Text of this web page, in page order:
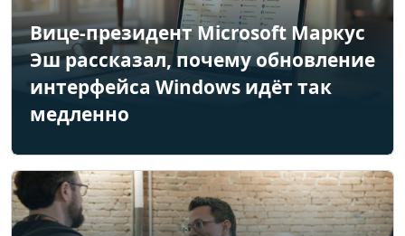
Вице-президент Microsoft Маркус
Эш рассказал, почему обновление
интерфейса Windows идёт так
медленно